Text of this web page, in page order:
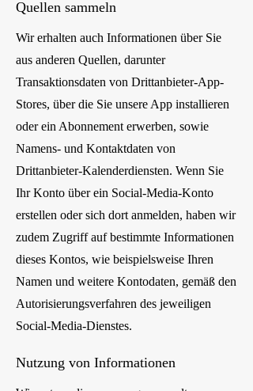
Quellen sammeln
Wir erhalten auch Informationen über Sie
aus anderen Quellen, darunter
Transaktionsdaten von Drittanbieter-App-
Stores, über die Sie unsere App installieren
oder ein Abonnement erwerben, sowie
Namens- und Kontaktdaten von
Drittanbieter-Kalenderdiensten. Wenn Sie
Ihr Konto über ein Social-Media-Konto
erstellen oder sich dort anmelden, haben wir
zudem Zugriff auf bestimmte Informationen
dieses Kontos, wie beispielsweise Ihren
Namen und weitere Kontodaten, gemäß den
Autorisierungsverfahren des jeweiligen
Social-Media-Dienstes.
Nutzung von Informationen